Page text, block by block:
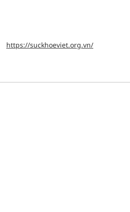
https://suckhoeviet.org.vn/